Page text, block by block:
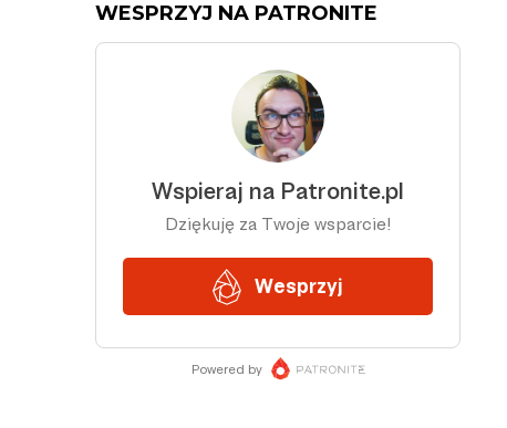
WESPRZYJ NA PATRONITE